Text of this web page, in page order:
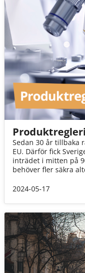
Sedan 30 år tillbaka
EU. Därför fick
inträdet i mitten på
behöver fler säkra
Sveriges
2024-05-17